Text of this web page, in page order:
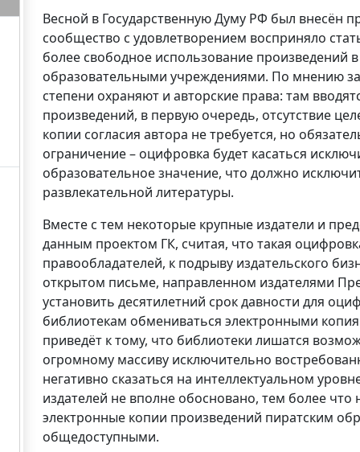
Весной в Государственную Думу РФ был внесён
сообщество с удовлетворением восприняло
более свободное использование произведений
образовательными учреждениями. По мнению
степени охраняют и авторские права: там
произведений, в первую очередь, отсутствие
копии согласия автора не требуется, но
ограничение – оцифровка будет касаться
образовательное значение, что должно
развлекательной литературы.
Вместе с тем некоторые крупные издатели и
данным проектом ГК, считая, что такая
правообладателей, к подрыву издательского
открытом письме, направленном издателями
установить десятилетний срок давности для
библиотекам обмениваться электронными
приведёт к тому, что библиотеки лишатся
огромному массиву исключительно
негативно сказаться на интеллектуальном
издателей не вполне обосновано, тем более что
электронные копии произведений пиратским
общедоступными.